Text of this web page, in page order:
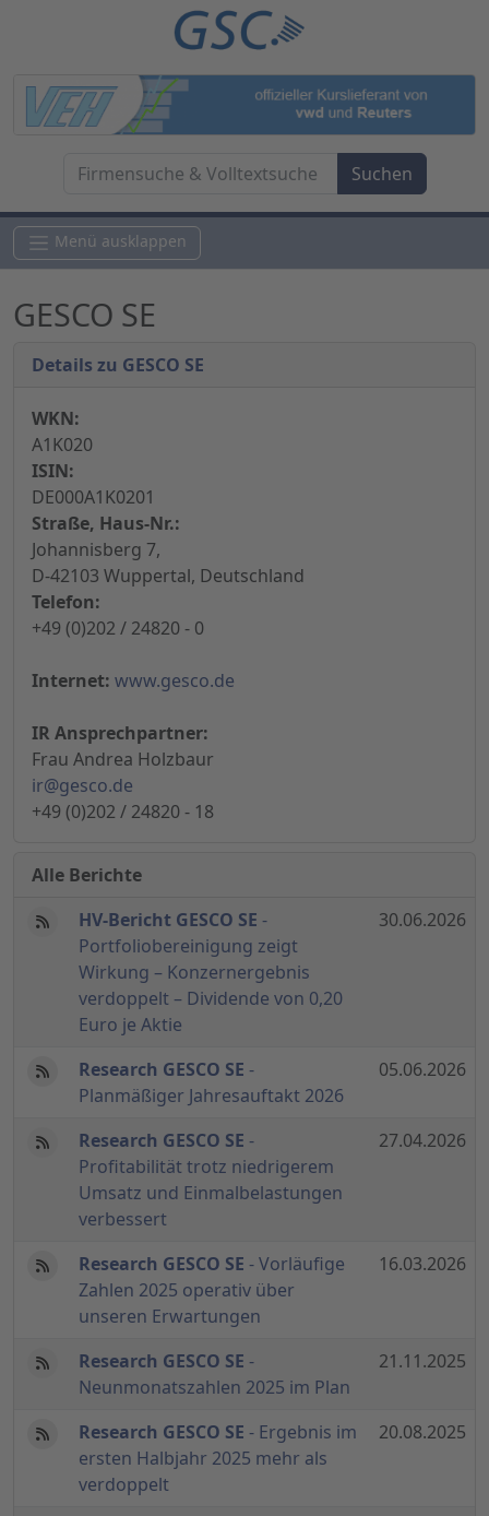
Menü ausklappen
GESCO SE
Details zu GESCO SE
WKN:
A1K020
ISIN:
DE000A1K0201
Straße, Haus-Nr.:
Johannisberg 7,
D-42103 Wuppertal, Deutschland
Telefon:
+49 (0)202 / 24820 - 0
Internet: www.gesco.de
IR Ansprechpartner:
Frau Andrea Holzbaur
ir@gesco.de
+49 (0)202 / 24820 - 18
Alle Berichte
HV-Bericht GESCO SE -
Portfoliobereinigung zeigt
Wirkung – Konzernergebnis
verdoppelt – Dividende von 0,20
Euro je Aktie
30.06.2026
Research GESCO SE -
Planmäßiger Jahresauftakt 2026
05.06.2026
Research GESCO SE -
Profitabilität trotz niedrigerem
Umsatz und Einmalbelastungen
verbessert
27.04.2026
Research GESCO SE - Vorläufige
Zahlen 2025 operativ über
unseren Erwartungen
16.03.2026
Research GESCO SE -
Neunmonatszahlen 2025 im Plan
21.11.2025
Research GESCO SE - Ergebnis im
ersten Halbjahr 2025 mehr als
verdoppelt
20.08.2025